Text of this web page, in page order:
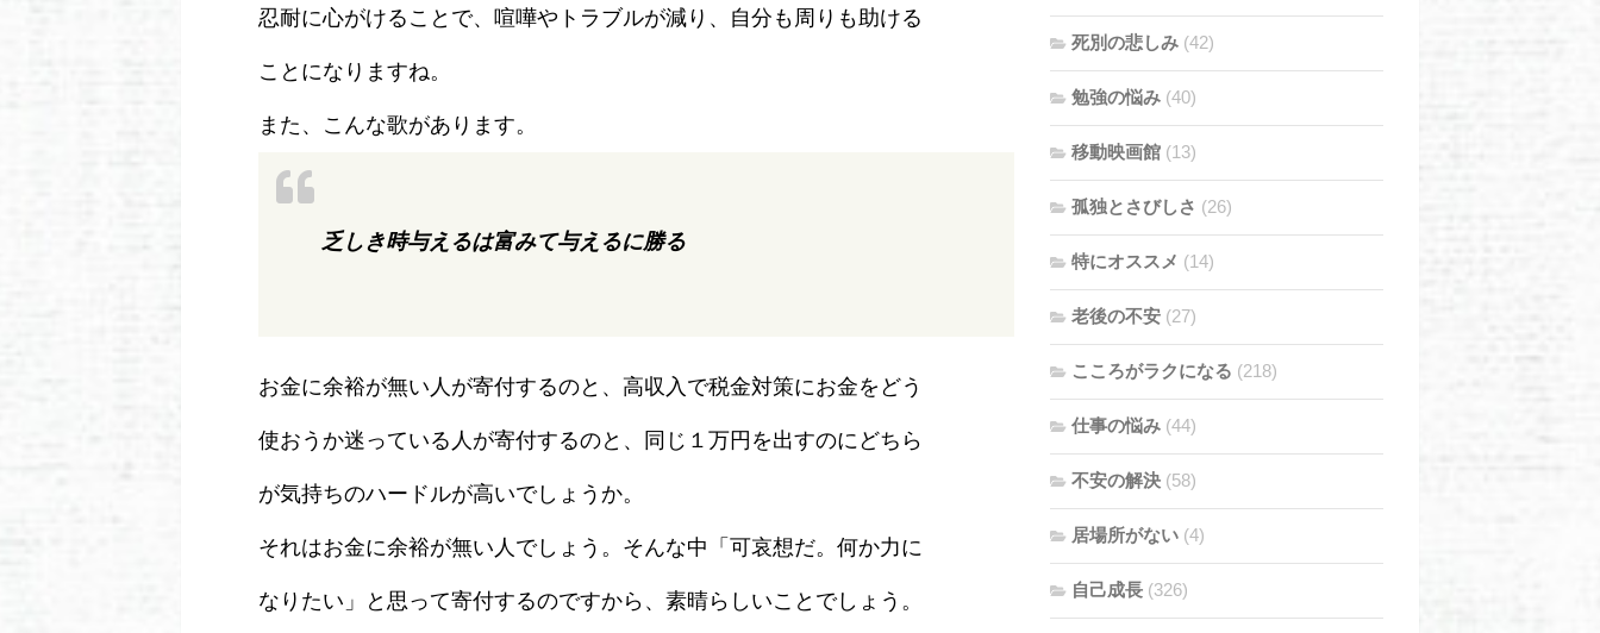
忍耐に心がけることで、喧嘩やトラブルが減り、自分も周りも助ける
ことになりますね。
また、こんな歌があります。
乏しき時与えるは富みて与えるに勝る
お金に余裕が無い人が寄付するのと、高収入で税金対策にお金をどう
使おうか迷っている人が寄付するのと、同じ１万円を出すのにどちら
が気持ちのハードルが高いでしょうか。
それはお金に余裕が無い人でしょう。そんな中「可哀想だ。何か力に
なりたい」と思って寄付するのですから、素晴らしいことでしょう。
死別の悲しみ (42)
勉強の悩み (40)
移動映画館 (13)
孤独とさびしさ (26)
特にオススメ (14)
老後の不安 (27)
こころがラクになる (218)
仕事の悩み (44)
不安の解決 (58)
居場所がない (4)
自己成長 (326)